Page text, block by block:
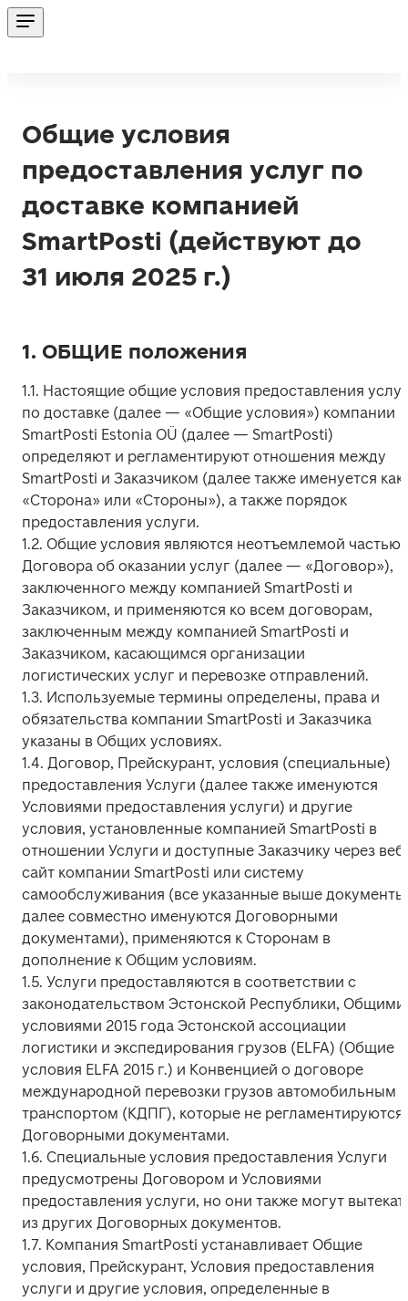
Общие условия
предоставления услуг по
доставке компанией
SmartPosti (действуют до
31 июля 2025 г.)
1. ОБЩИЕ положения
1.1. Настоящие общие условия предоставления услуг
по доставке (далее — «Общие условия») компании
SmartPosti Estonia OÜ (далее — SmartPosti)
определяют и регламентируют отношения между
SmartPosti и Заказчиком (далее также именуется как
«Сторона» или «Стороны»), а также порядок
предоставления услуги.
1.2. Общие условия являются неотъемлемой частью
Договора об оказании услуг (далее — «Договор»),
заключенного между компанией SmartPosti и
Заказчиком, и применяются ко всем договорам,
заключенным между компанией SmartPosti и
Заказчиком, касающимся организации
логистических услуг и перевозке отправлений.
1.3. Используемые термины определены, права и
обязательства компании SmartPosti и Заказчика
указаны в Общих условиях.
1.4. Договор, Прейскурант, условия (специальные)
предоставления Услуги (далее также именуются
Условиями предоставления услуги) и другие
условия, установленные компанией SmartPosti в
отношении Услуги и доступные Заказчику через
сайт компании SmartPosti или систему
самообслуживания (все указанные выше документы
далее совместно именуются Договорными
документами), применяются к Сторонам в
дополнение к Общим условиям.
1.5. Услуги предоставляются в соответствии с
законодательством Эстонской Республики, Общими
условиями 2015 года Эстонской ассоциации
логистики и экспедирования грузов (ELFA) (Общие
условия ELFA 2015 г.) и Конвенцией о договоре
международной перевозки грузов автомобильным
транспортом (КДПГ), которые не регламентируются
Договорными документами.
1.6. Специальные условия предоставления Услуги
предусмотрены Договором и Условиями
предоставления услуги, но они также могут
из других Договорных документов.
1.7. Компания SmartPosti устанавливает Общие
условия, Прейскурант, Условия предоставления
услуги и другие условия, определенные в